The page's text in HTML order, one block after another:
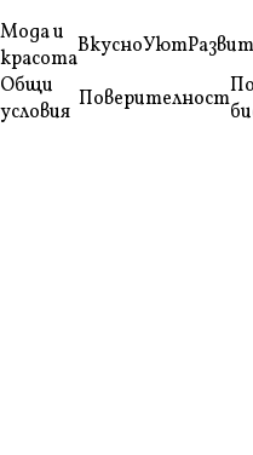
Мода и
красотаВкусноУют
Общи
условия Поверителност